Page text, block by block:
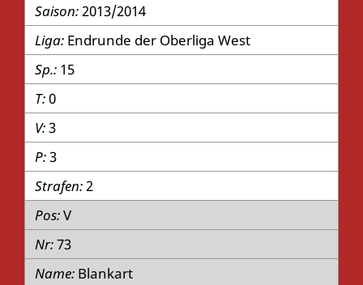
2013/2014
Endrunde der Oberliga West
15
0
3
3
2
V
73
Blankart